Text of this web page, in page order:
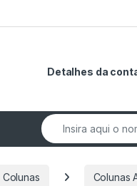
Detalhes da
Search for:
Colunas Colunas